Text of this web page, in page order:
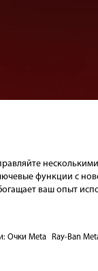
функции с
ваш опыт
Очки Meta Ray-Ban